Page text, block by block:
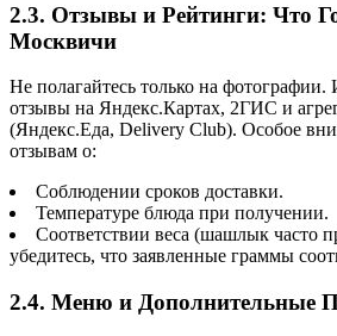
2.3. Отзывы и Рейтинги: Что
Москвичи
Не полагайтесь только на фотографии.
отзывы на Яндекс.Картах, 2ГИС и
(Яндекс.Еда, Delivery Club). Особое
отзывам о:
Соблюдении сроков доставки.
Температуре блюда при получении.
Соответствии веса (шашлык часто
убедитесь, что заявленные граммы
2.4. Меню и Дополнительные